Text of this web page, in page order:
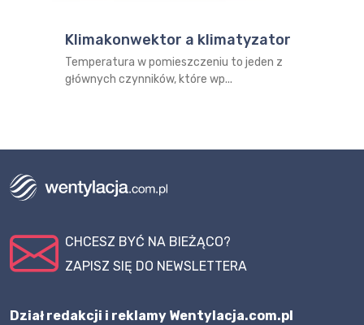
Klimakonwektor a klimatyzator
Temperatura w pomieszczeniu to jeden z
głównych czynników, które wp...
CHCESZ BYĆ NA BIEŻĄCO?
ZAPISZ SIĘ DO NEWSLETTERA
Dział redakcji i reklamy Wentylacja.com.pl